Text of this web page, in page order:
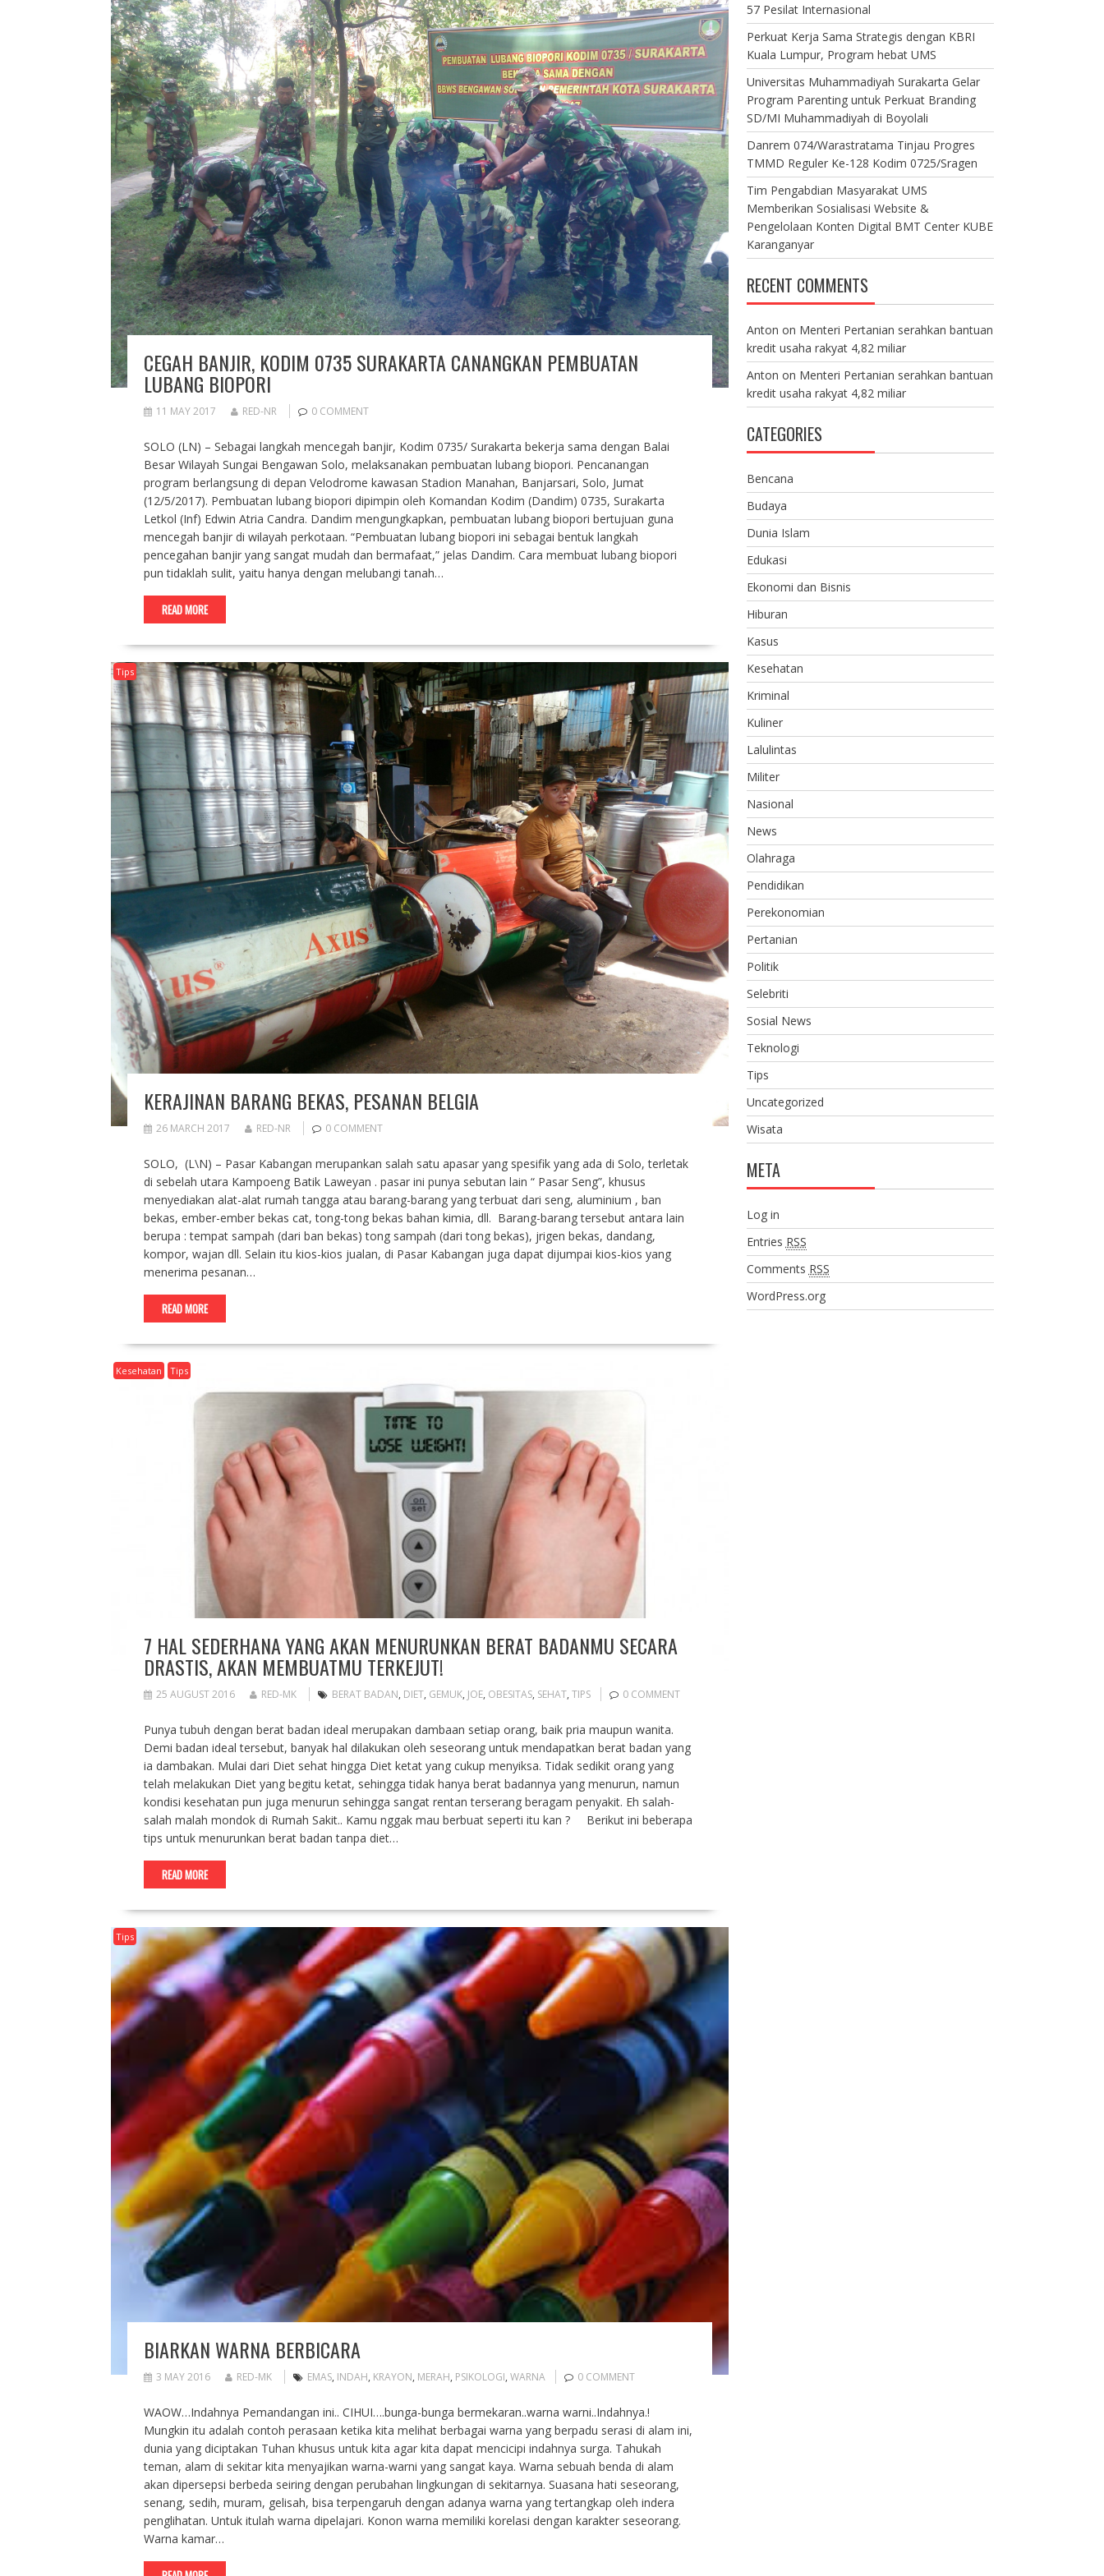
CEGAH BANJIR, KODIM 0735 SURAKARTA CANANGKAN PEMBUATAN
LUBANG BIOPORI
11 MAY 2017 RED-NR 0 COMMENT
SOLO (LN) – Sebagai langkah mencegah banjir, Kodim 0735/ Surakarta bekerja sama dengan Balai
Besar Wilayah Sungai Bengawan Solo, melaksanakan pembuatan lubang biopori. Pencanangan
program berlangsung di depan Velodrome kawasan Stadion Manahan, Banjarsari, Solo, Jumat
(12/5/2017). Pembuatan lubang biopori dipimpin oleh Komandan Kodim (Dandim) 0735, Surakarta
Letkol (Inf) Edwin Atria Candra. Dandim mengungkapkan, pembuatan lubang biopori bertujuan guna
mencegah banjir di wilayah perkotaan. “Pembuatan lubang biopori ini sebagai bentuk langkah
pencegahan banjir yang sangat mudah dan bermafaat,” jelas Dandim. Cara membuat lubang biopori
pun tidaklah sulit, yaitu hanya dengan melubangi tanah…
READ MORE
Tips
KERAJINAN BARANG BEKAS, PESANAN BELGIA
26 MARCH 2017 RED-NR 0 COMMENT
SOLO, (L\N) – Pasar Kabangan merupankan salah satu apasar yang spesifik yang ada di Solo, terletak
di sebelah utara Kampoeng Batik Laweyan . pasar ini punya sebutan lain “ Pasar Seng”, khusus
menyediakan alat-alat rumah tangga atau barang-barang yang terbuat dari seng, aluminium , ban
bekas, ember-ember bekas cat, tong-tong bekas bahan kimia, dll. Barang-barang tersebut antara lain
berupa : tempat sampah (dari ban bekas) tong sampah (dari tong bekas), jrigen bekas, dandang,
kompor, wajan dll. Selain itu kios-kios jualan, di Pasar Kabangan juga dapat dijumpai kios-kios yang
menerima pesanan…
READ MORE
Kesehatan Tips
7 HAL SEDERHANA YANG AKAN MENURUNKAN BERAT BADANMU SECARA
DRASTIS, AKAN MEMBUATMU TERKEJUT!
25 AUGUST 2016 RED-MK BERAT BADAN, DIET, GEMUK, JOE, OBESITAS, SEHAT, TIPS 0 COMMENT
Punya tubuh dengan berat badan ideal merupakan dambaan setiap orang, baik pria maupun wanita.
Demi badan ideal tersebut, banyak hal dilakukan oleh seseorang untuk mendapatkan berat badan yang
ia dambakan. Mulai dari Diet sehat hingga Diet ketat yang cukup menyiksa. Tidak sedikit orang yang
telah melakukan Diet yang begitu ketat, sehingga tidak hanya berat badannya yang menurun, namun
kondisi kesehatan pun juga menurun sehingga sangat rentan terserang beragam penyakit. Eh salah-
salah malah mondok di Rumah Sakit.. Kamu nggak mau berbuat seperti itu kan ? Berikut ini beberapa
tips untuk menurunkan berat badan tanpa diet…
READ MORE
Tips
BIARKAN WARNA BERBICARA
3 MAY 2016 RED-MK EMAS, INDAH, KRAYON, MERAH, PSIKOLOGI, WARNA 0 COMMENT
WAOW…Indahnya Pemandangan ini.. CIHUI….bunga-bunga bermekaran..warna warni..Indahnya.!
Mungkin itu adalah contoh perasaan ketika kita melihat berbagai warna yang berpadu serasi di alam ini,
dunia yang diciptakan Tuhan khusus untuk kita agar kita dapat mencicipi indahnya surga. Tahukah
teman, alam di sekitar kita menyajikan warna-warni yang sangat kaya. Warna sebuah benda di alam
akan dipersepsi berbeda seiring dengan perubahan lingkungan di sekitarnya. Suasana hati seseorang,
senang, sedih, muram, gelisah, bisa terpengaruh dengan adanya warna yang tertangkap oleh indera
penglihatan. Untuk itulah warna dipelajari. Konon warna memiliki korelasi dengan karakter seseorang.
Warna kamar…
57 Pesilat Internasional
Perkuat Kerja Sama Strategis dengan KBRI
Kuala Lumpur, Program hebat UMS
Universitas Muhammadiyah Surakarta Gelar
Program Parenting untuk Perkuat Branding
SD/MI Muhammadiyah di Boyolali
Danrem 074/Warastratama Tinjau Progres
TMMD Reguler Ke-128 Kodim 0725/Sragen
Tim Pengabdian Masyarakat UMS
Memberikan Sosialisasi Website &
Pengelolaan Konten Digital BMT Center KUBE
Karanganyar
RECENT COMMENTS
Anton on Menteri Pertanian serahkan bantuan
kredit usaha rakyat 4,82 miliar
Anton on Menteri Pertanian serahkan bantuan
kredit usaha rakyat 4,82 miliar
CATEGORIES
Bencana
Budaya
Dunia Islam
Edukasi
Ekonomi dan Bisnis
Hiburan
Kasus
Kesehatan
Kriminal
Kuliner
Lalulintas
Militer
Nasional
News
Olahraga
Pendidikan
Perekonomian
Pertanian
Politik
Selebriti
Sosial News
Teknologi
Tips
Uncategorized
Wisata
META
Log in
Entries RSS
Comments RSS
WordPress.org